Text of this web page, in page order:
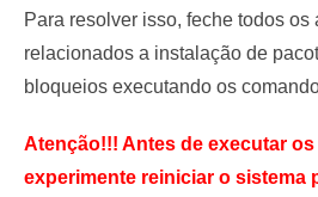
Para resolver isso, feche todos os
relacionados a instalação de
bloqueios executando os
Atenção!!! Antes de executar
experimente reiniciar o sistema